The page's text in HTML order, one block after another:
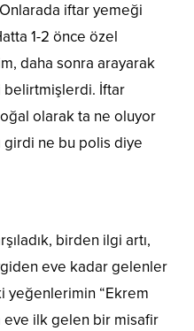
iftar yemeği
1-2 önce özel
daha sonra arayarak
belirtmişlerdi. İftar
olarak ta ne oluyor
girdi ne bu polis diye
birden ilgi artı,
eve kadar gelenler
yeğenlerimin “Ekrem
eve ilk gelen bir misafir